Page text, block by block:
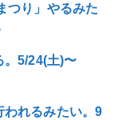
つり」やるみた
。5/24(土)〜
われるみたい。9